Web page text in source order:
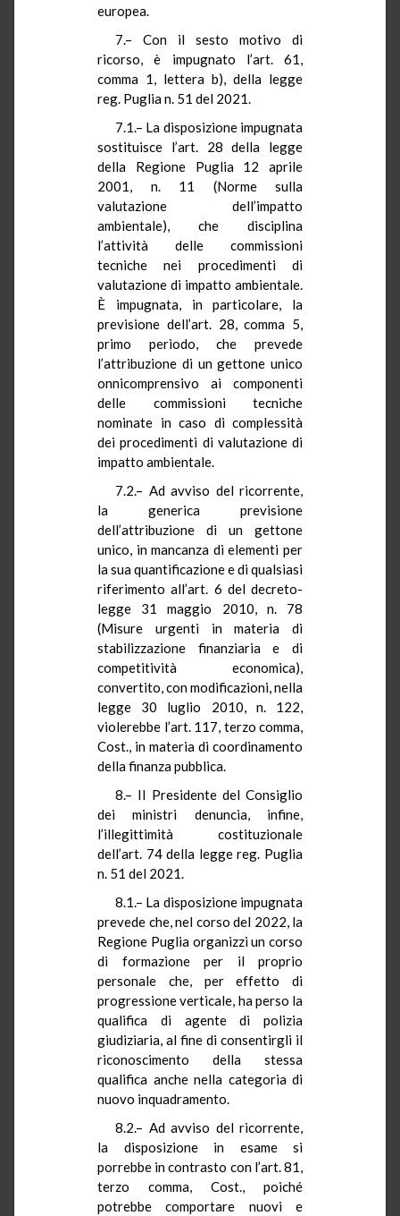
europea.
7.– Con il sesto motivo di
ricorso, è impugnato l’art. 61,
comma 1, lettera b), della legge
reg. Puglia n. 51 del 2021.
7.1.– La disposizione impugnata
sostituisce l’art. 28 della legge
della Regione Puglia 12 aprile
2001, n. 11 (Norme sulla
valutazione dell’impatto
ambientale), che disciplina
l’attività delle commissioni
tecniche nei procedimenti di
valutazione di impatto ambientale.
È impugnata, in particolare, la
previsione dell’art. 28, comma 5,
primo periodo, che prevede
l’attribuzione di un gettone unico
onnicomprensivo ai componenti
delle commissioni tecniche
nominate in caso di complessità
dei procedimenti di valutazione di
impatto ambientale.
7.2.– Ad avviso del ricorrente,
la generica previsione
dell’attribuzione di un gettone
unico, in mancanza di elementi per
la sua quantificazione e di qualsiasi
riferimento all’art. 6 del decreto-
legge 31 maggio 2010, n. 78
(Misure urgenti in materia di
stabilizzazione finanziaria e di
competitività economica),
convertito, con modificazioni, nella
legge 30 luglio 2010, n. 122,
violerebbe l’art. 117, terzo comma,
Cost., in materia di coordinamento
della finanza pubblica.
8.– Il Presidente del Consiglio
dei ministri denuncia, infine,
l’illegittimità costituzionale
dell’art. 74 della legge reg. Puglia
n. 51 del 2021.
8.1.– La disposizione impugnata
prevede che, nel corso del 2022, la
Regione Puglia organizzi un corso
di formazione per il proprio
personale che, per effetto di
progressione verticale, ha perso la
qualifica di agente di polizia
giudiziaria, al fine di consentirgli il
riconoscimento della stessa
qualifica anche nella categoria di
nuovo inquadramento.
8.2.– Ad avviso del ricorrente,
la disposizione in esame si
porrebbe in contrasto con l’art. 81,
terzo comma, Cost., poiché
potrebbe comportare nuovi e